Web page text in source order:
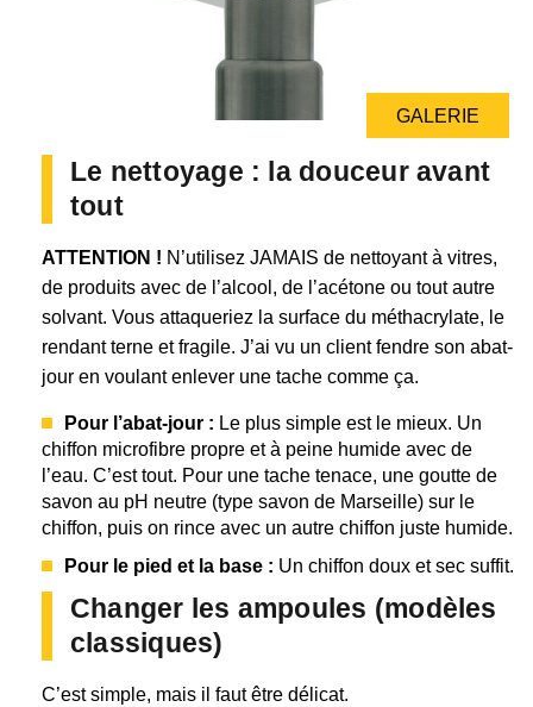
GALERIE
Le nettoyage : la douceur avant
tout
ATTENTION ! N’utilisez JAMAIS de nettoyant à vitres,
de produits avec de l’alcool, de l’acétone ou tout autre
solvant. Vous attaqueriez la surface du méthacrylate, le
rendant terne et fragile. J’ai vu un client fendre son abat-
jour en voulant enlever une tache comme ça.
Pour l’abat-jour : Le plus simple est le mieux. Un
chiffon microfibre propre et à peine humide avec de
l’eau. C’est tout. Pour une tache tenace, une goutte de
savon au pH neutre (type savon de Marseille) sur le
chiffon, puis on rince avec un autre chiffon juste humide.
Pour le pied et la base : Un chiffon doux et sec suffit.
Changer les ampoules (modèles
classiques)
C’est simple, mais il faut être délicat.